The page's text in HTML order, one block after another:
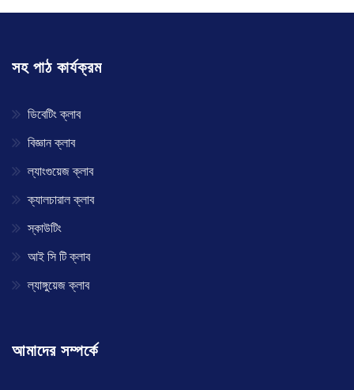
সহ পাঠ কার্যক্রম
ডিবেটিং ক্লাব
বিজ্ঞান ক্লাব
ল্যাংগুয়েজ ক্লাব
ক্যালচারাল ক্লাব
স্কাউটিং
আই সি টি ক্লাব
ল্যাঙ্গুয়েজ ক্লাব
আমাদের সম্পর্কে